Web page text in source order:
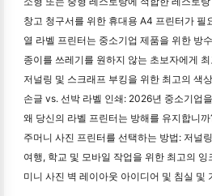
창고 청구서를 위한 휴대용 A4 프린터가 필
열 라벨 프린터는 중소기업 제품을 위한 방
종이를 쓰레기를 원하지 않는 초보자에게
손글 vs. 선박 라벨 인쇄: 2026년 중소기업
왜 당신의 라벨 프린터는 방해를 유지합니까
미니 사진 벽 레이아웃 아이디어 및 침실 및